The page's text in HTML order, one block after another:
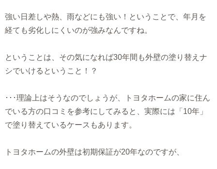
強い日差しや熱、雨などにも強い！ということで、年月を
経ても劣化しにくいのが強みなんですね。
ということは、その気になれば30年間も外壁の塗り替えナ
シでいけるということ！？
･･･理論上はそうなのでしょうが、トヨタホームの家に住ん
でいる方の口コミを参考にしてみると、実際には「10年」
で塗り替えているケースもあります。
トヨタホームの外壁は初期保証が20年なのですが、